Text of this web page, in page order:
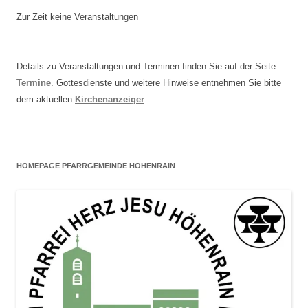
Zur Zeit keine Veranstaltungen
Details zu Veranstaltungen und Terminen finden Sie auf der Seite
Termine . Gottesdienste und weitere Hinweise entnehmen Sie bitte
dem aktuellen Kirchenanzeiger
HOMEPAGE PFARRGEMEINDE HÖHENRAIN